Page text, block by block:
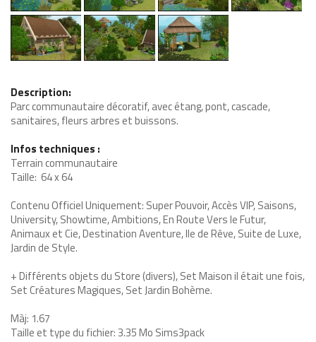
Description:
Parc communautaire décoratif, avec étang, pont, cascade,
sanitaires, fleurs arbres et buissons.
Infos techniques :
Terrain communautaire
Taille: 64 x 64
Contenu Officiel Uniquement: Super Pouvoir, Accès VIP, Saisons,
University, Showtime, Ambitions, En Route Vers le Futur,
Animaux et Cie, Destination Aventure, Ile de Rêve, Suite de Luxe,
Jardin de Style.
+ Différents objets du Store (divers), Set Maison il était une fois,
Set Créatures Magiques, Set Jardin Bohème.
Màj: 1.67
Taille et type du fichier: 3.35 Mo Sims3pack